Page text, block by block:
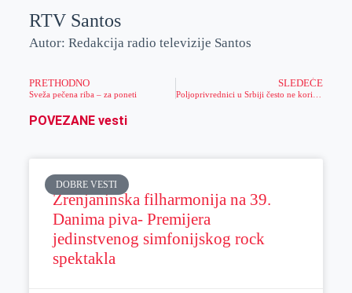
RTV Santos
Autor: Redakcija radio televizije Santos
PRETHODNO
Sveža pečena riba – za poneti
SLEDEĆE
POVEZANE vesti
DOBRE VESTI
Zrenjaninska filharmonija na 39.
Danima piva- Premijera
jedinstvenog simfonijskog rock
spektakla